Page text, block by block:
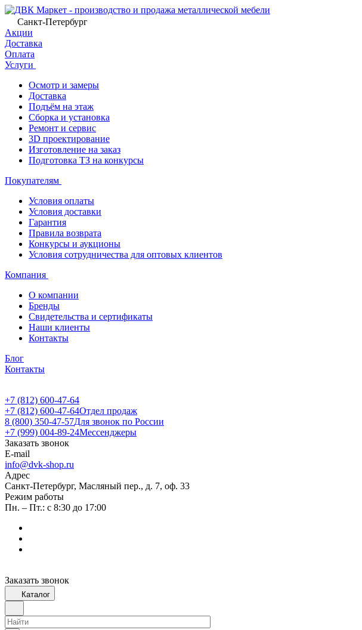
Санкт-Петербург
Акции
Доставка
Оплата
Услуги
Осмотр и замеры
Доставка
Подъём на этаж
Сборка и установка
Ремонт и сервис
3D проектирование
Изготовление на заказ
Подготовка ТЗ на конкурсы
Покупателям
Условия оплаты
Условия доставки
Гарантия
Правила возврата
Конкурсы и аукционы
Условия сотрудничества для оптовых клиентов
Компания
О компании
Бренды
Свидетельства и сертификаты
Наши клиенты
Контакты
Блог
Контакты
+7 (812) 600-47-64
+7 (812) 600-47-64Отдел продаж
8 (800) 350-47-57Для звонок по России
+7 (999) 004-89-24Мессенджеры
Заказать звонок
E-mail
info@dvk-shop.ru
Адрес
Санкт-Петербург, Масляный пер., д. 7, оф. 33
Режим работы
Пн. – Пт.: с 8:30 до 17:00
Заказать звонок
Каталог